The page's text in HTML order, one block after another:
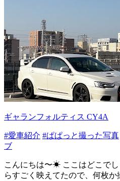
ギャランフォルティス CY4A
#愛車紹介 #ぱぱっと撮った写真
ブ
こんにちは〜☀ ここはどこで
らすごく映えてたので、何枚